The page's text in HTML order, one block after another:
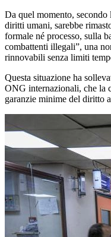
Da quel momento,
diritti umani, sarebbe
formale né processo, sulla
combattenti illegali”, una
rinnovabili senza limiti
Questa situazione ha
ONG internazionali, che la
garanzie minime del diritto